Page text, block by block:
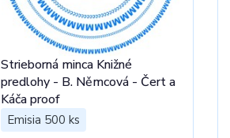
Strieborná minca Knižné
predlohy - B. Němcová - Čert a
Káča proof
Emisia 500 ks